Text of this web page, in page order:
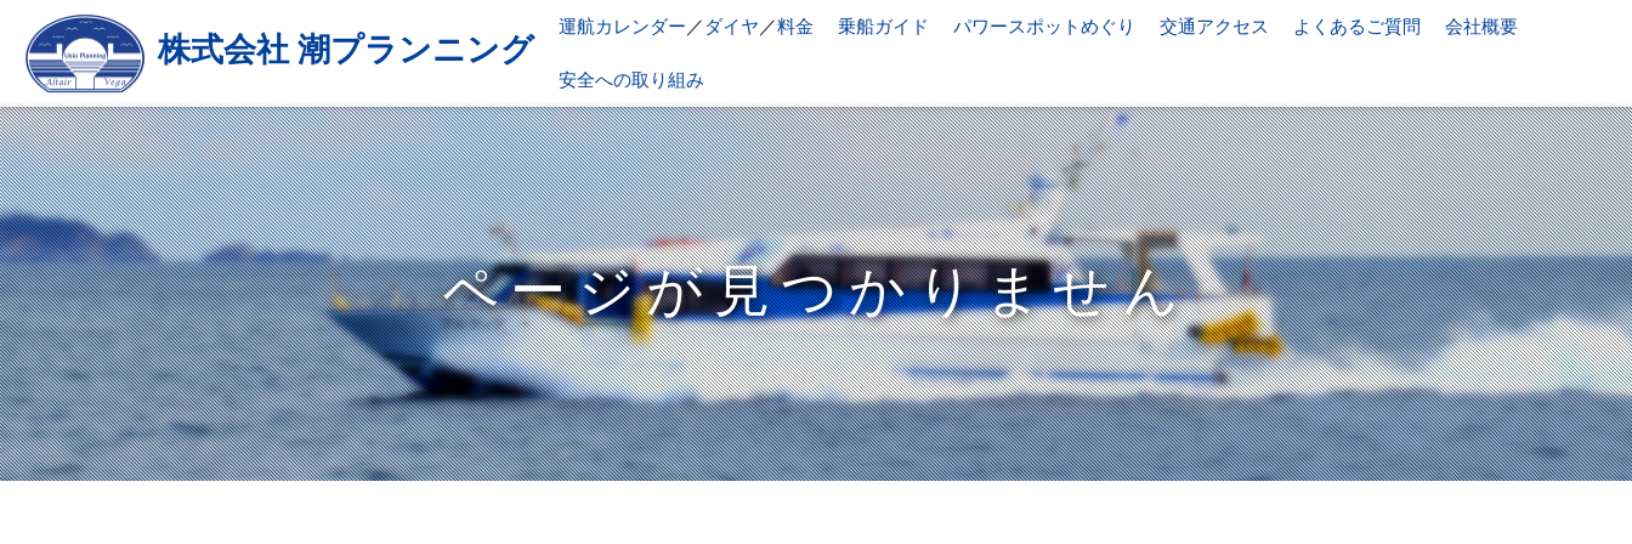
株式会社 潮プランニング
運航カレンダー ／ ダイヤ ／料金 乗船ガイド パワースポットめぐり 交通アクセス よくあるご質問 会社概要
安全への取り組み
ページが見つかりません